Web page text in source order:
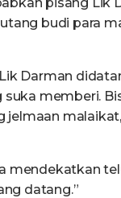
budi para
Darman
memberi.
jelmaan
mendekatkan
datang.”